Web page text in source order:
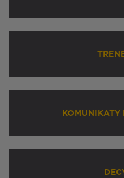
KOMUNIKATY